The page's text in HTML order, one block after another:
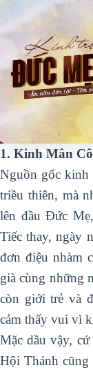
1. Kinh Mân
Nguồn gốc kinh
triều thiên, mà
lên đầu Đức
Tiếc thay, ngày
đơn điệu nhàm
già cùng những
còn giới trẻ và
cảm thấy vui vì
Mặc dầu vậy, cứ
Hội Thánh cũng